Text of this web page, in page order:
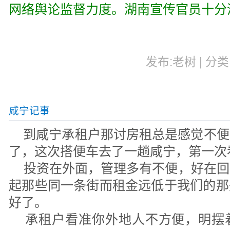
网络舆论监督力度。湖南宣传官员十
发布:老树 | 分
咸宁记事
到咸宁承租户那讨房租总是感觉不
了，这次搭便车去了一趟咸宁，第一
投资在外面，管理多有不便，好在
起那些同一条街而租金远低于我们的
好了。
承租户看准你外地人不方便，明摆